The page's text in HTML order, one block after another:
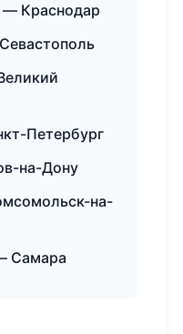
— Краснодар
Петербург
на-Дону
на-
Самара